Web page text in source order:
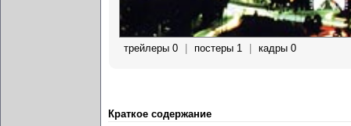
трейлеры 0 постеры 1 кадры 0
Краткое содержание